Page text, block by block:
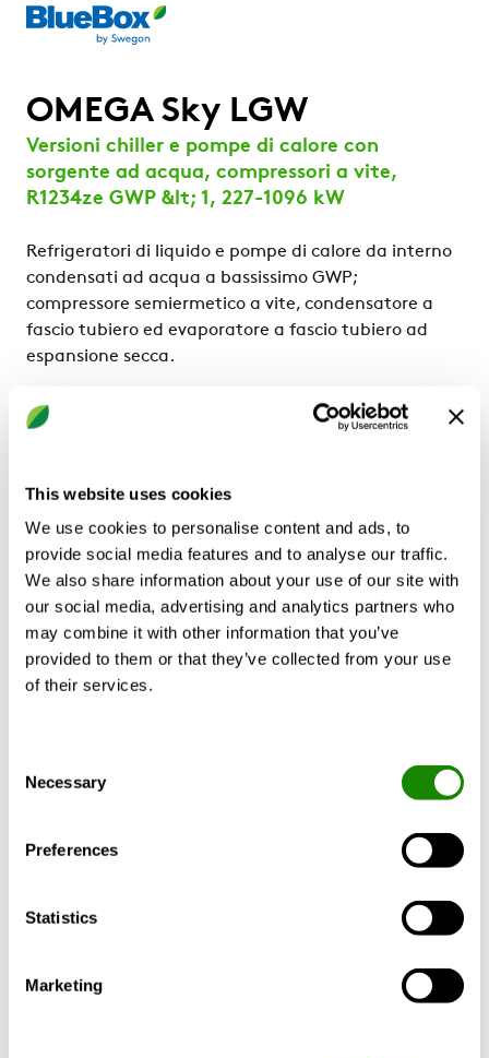
This website uses cookies
We use cookies to personalise content and ads, to
provide social media features and to analyse our traffic.
We also share information about your use of our site with
our social media, advertising and analytics partners who
may combine it with other information that you’ve
provided to them or that they’ve collected from your use
of their services.
Selection
Necessary
Preferences
Statistics
Marketing
OMEGA Sky LGW
Versioni chiller e pompe di calore con
sorgente ad acqua, compressori a vite,
R1234ze GWP &lt; 1, 227-1096 kW
Refrigeratori di liquido e pompe di calore da interno
condensati ad acqua a bassissimo GWP;
compressore semiermetico a vite, condensatore a
fascio tubiero ed evaporatore a fascio tubiero ad
espansione secca.
Configurazioni
OH: versione pompa di calore non reversibile
Punti di forza
Elevate efficienze ai carichi parziali: SEER fino a
Opzioni Free-Cooling No Glicole
Ridotta carica di refrigerante
Refrigerante R1234ze con GWP<1
Facile movimentazione: profondità ≤ 900 mm per
integrato. Funzione Multilogic e sistema di
Mostra altro